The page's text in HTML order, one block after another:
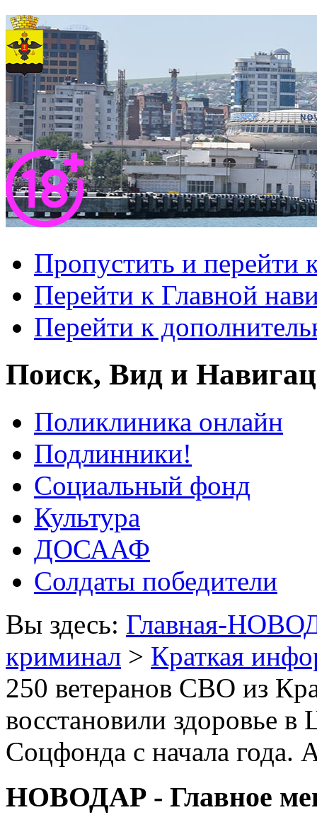
Пропустить и перейти
Перейти к Главной
Перейти к
Поиск, Вид и
Поликлиника онлайн
Подлинники!
Социальный фонд
Культура
ДОСААФ
Солдаты победители
Вы здесь: Главная-
криминал > Краткая
250 ветеранов СВО из
восстановили здоровье в
Соцфонда с начала года.
НОВОДАР - Главное